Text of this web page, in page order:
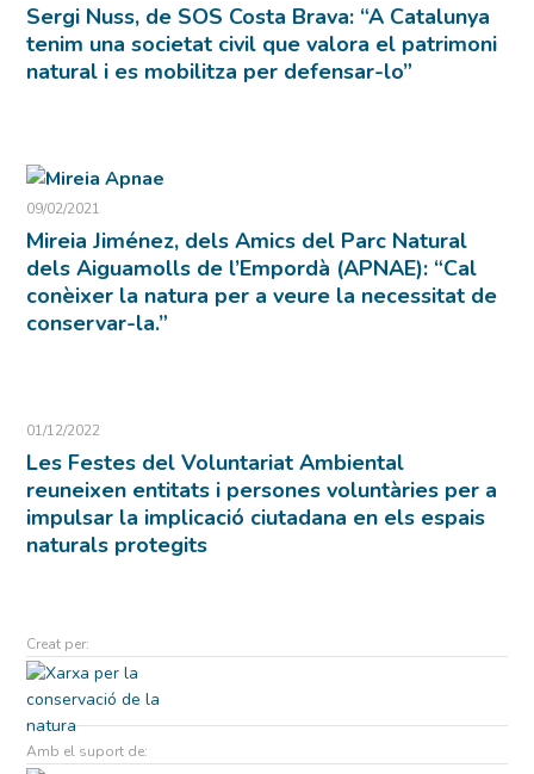
Sergi Nuss, de SOS Costa Brava: “A Catalunya
tenim una societat civil que valora el patrimoni
natural i es mobilitza per defensar-lo”
09/02/2021
Mireia Jiménez, dels Amics del Parc Natural
dels Aiguamolls de l’Empordà (APNAE): “Cal
conèixer la natura per a veure la necessitat de
conservar-la.”
01/12/2022
Les Festes del Voluntariat Ambiental
reuneixen entitats i persones voluntàries per a
impulsar la implicació ciutadana en els espais
naturals protegits
Creat per:
Amb el suport de: